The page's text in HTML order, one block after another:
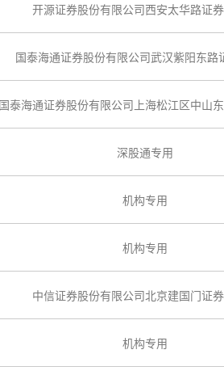
开源证券股份有限公司西安太华路证
国泰海通证券股份有限公司武汉紫阳东路
国泰海通证券股份有限公司上海松江区中山
深股通专用
机构专用
机构专用
中信证券股份有限公司北京建国门证
机构专用